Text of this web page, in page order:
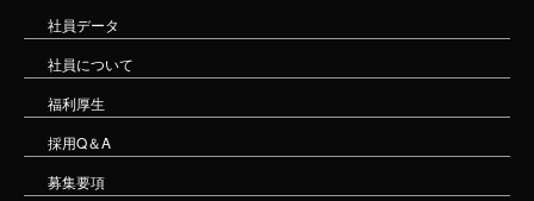
社員データ
社員について
福利厚生
採用Q＆A
募集要項